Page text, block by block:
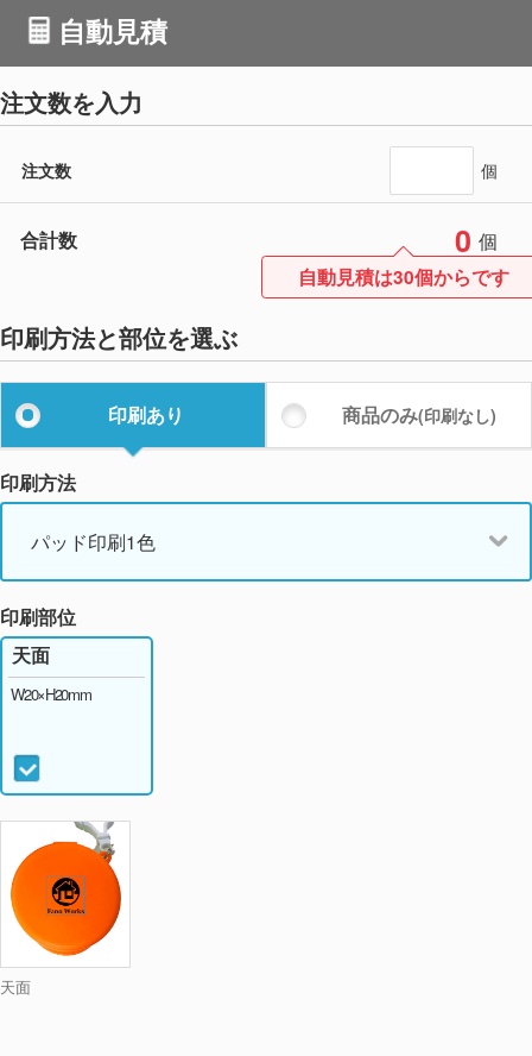
自動見積
注文数を入力
注文数 個
合計数 0 個
自動見積は30個からです
印刷方法と部位を選ぶ
印刷あり 商品のみ(印刷なし)
印刷方法
パッド印刷1色
印刷部位
天面
天面
W20×H20mm